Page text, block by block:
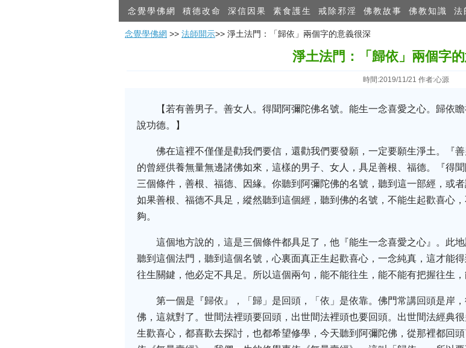
念覺學佛網 積德改命 深信因果 素食護生 戒除邪淫 佛教故事 佛教知識 法
念覺學佛網 >> 法師開示>> 淨土法門：「歸依」兩個字的意義很深
淨土法門：「歸依」兩個字
時間:2019/11/21 作者:心源
【若有善男子。善女人。得聞阿彌陀佛名號。能生一念喜愛之心。歸依
說功德。】
佛在這裡不僅僅是勸我們要信，還勸我們要發願，一定要願生淨土。『
的曾經供養無量無邊諸佛如來，這樣的男子、女人，具足善根、福德。『得
三個條件，善根、福德、因緣。你聽到阿彌陀佛的名號，聽到這一部經，或
如果善根、福德不具足，縱然聽到這個經，聽到佛的名號，不能生起歡喜心
夠。
這個地方說的，這是三個條件都具足了，他『能生一念喜愛之心』。此
聽到這個法門，聽到這個名號，心裏面真正生起歡喜心，一念純真，這才能
往生關鍵，他必定不具足。所以這個兩句，能不能往生，能不能有把握往生
第一個是『歸依』，「歸」是回頭，「依」是依靠。佛門常講回頭是岸
佛，這就對了。世間法裡頭要回頭，出世間法裡頭也要回頭。出世間法經典
生歡喜心，都喜歡去探討，也都希望修學，今天聽到阿彌陀佛，從那裡都回